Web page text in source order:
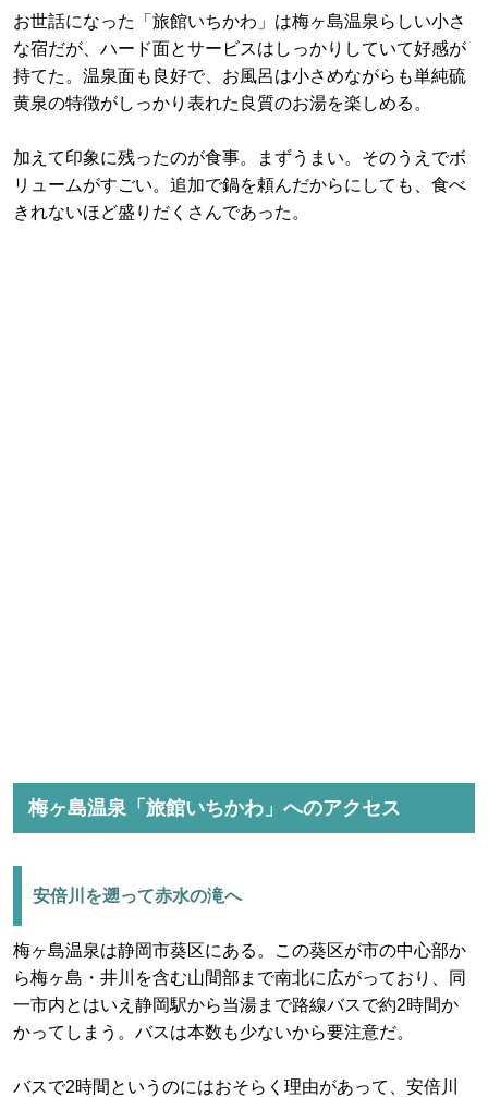
お世話になった「旅館いちかわ」は梅ヶ島温泉らしい小さ
な宿だが、ハード面とサービスはしっかりしていて好感が
持てた。温泉面も良好で、お風呂は小さめながらも単純硫
黄泉の特徴がしっかり表れた良質のお湯を楽しめる。
加えて印象に残ったのが食事。まずうまい。そのうえでボ
リュームがすごい。追加で鍋を頼んだからにしても、食べ
きれないほど盛りだくさんであった。
梅ヶ島温泉「旅館いちかわ」へのアクセス
安倍川を遡って赤水の滝へ
梅ヶ島温泉は静岡市葵区にある。この葵区が市の中心部か
ら梅ヶ島・井川を含む山間部まで南北に広がっており、同
一市内とはいえ静岡駅から当湯まで路線バスで約2時間か
かってしまう。バスは本数も少ないから要注意だ。
バスで2時間というのにはおそらく理由があって、安倍川